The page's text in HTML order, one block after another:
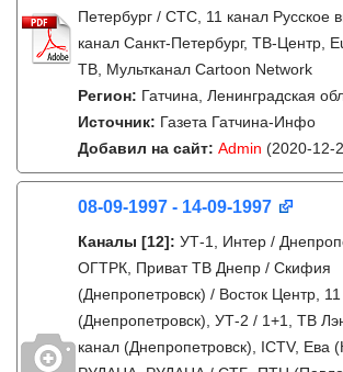
Петербург / СТС, 11 канал Русское
канал Санкт-Петербург, ТВ-Центр,
ТВ, Мультканал Cartoon Network
Регион: Гатчина, Ленинградская
Источник: Газета Гатчина-Инфо
Добавил на сайт: Admin (2020-12-
08-09-1997 - 14-09-1997
Каналы [12]: УТ-1, Интер /
ОГТРК, Приват ТВ Днепр / Скифия
(Днепропетровск) / Восток Центр,
(Днепропетровск), УТ-2 / 1+1, ТВ
канал (Днепропетровск), ICTV, Ева